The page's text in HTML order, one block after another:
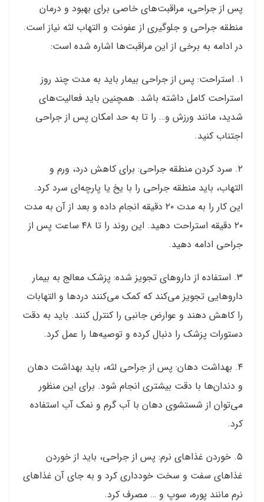
پس از جراحی، مراقبت‌های خاصی برای بهبود و درمان
منطقه جراحی و جلوگیری از عفونت و التهاب لثه نیاز است.
در ادامه به برخی از این مراقبت‌ها اشاره شده است:
۱. استراحت: پس از جراحی بیمار باید به مدت چند روز
استراحت کامل داشته باشد. همچنین باید فعالیت‌های
شدید، مانند ورزش و… را تا به حد امکان پس از جراحی
اجتناب کنید.
۲. سرد کردن منطقه جراحی: برای کاهش درد، ورم و
التهاب، باید منطقه جراحی را با یخ یا پارچه‌ای سرد کرد.
این کار را به مدت ۲۰ دقیقه انجام داده و بعد از آن به مدت
۲۰ دقیقه استراحت دهید. این روند را تا ۴۸ ساعت پس از
جراحی ادامه دهید.
۳. استفاده از داروهای تجویز شده: پزشک معالج به بیمار
داروهایی تجویز می‌کند که کمک می‌کنند دردها و التهابات
را کاهش دهند و عوارض جانبی را کنترل کنند. باید به دقت
دستورات پزشک را دنبال کرده و توصیه‌ها را عمل کرد.
۴. بهداشت دهان: پس از جراحی لثه، باید بهداشت دهان
و دندان‌ها با دقت بیشتری انجام شود. برای این منظور
می‌توان از شستشوی دهان با آب گرم و نمک آب استفاده
کرد.
۵. خوردن غذاهای نرم: پس از جراحی، باید از خوردن
غذاهای سفت و سخت خودداری کرد و به جای آن غذاهای
نرم مانند پوره، سوپ و … مصرف کرد.